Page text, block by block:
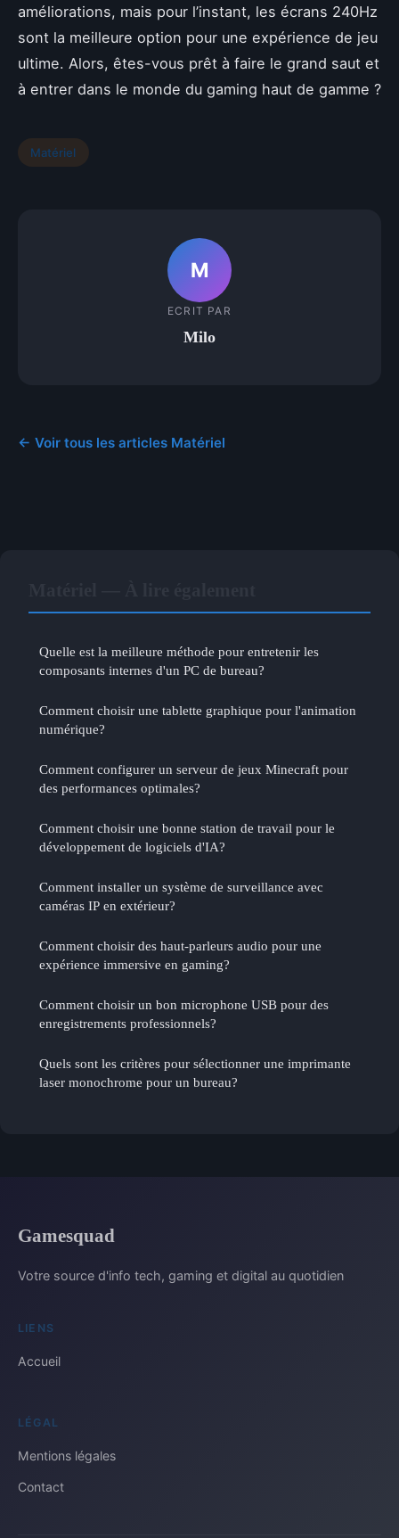
améliorations, mais pour l’instant, les écrans 240Hz
sont la meilleure option pour une expérience de jeu
ultime. Alors, êtes-vous prêt à faire le grand saut et
à entrer dans le monde du gaming haut de gamme ?
Matériel
M
ECRIT PAR
Milo
← Voir tous les articles Matériel
Quelle est la meilleure méthode pour entretenir les
composants internes d'un PC de bureau?
Comment choisir une tablette graphique pour l'animation
numérique?
Comment configurer un serveur de jeux Minecraft pour
des performances optimales?
Comment choisir une bonne station de travail pour le
développement de logiciels d'IA?
Comment installer un système de surveillance avec
caméras IP en extérieur?
Comment choisir des haut-parleurs audio pour une
expérience immersive en gaming?
Comment choisir un bon microphone USB pour des
enregistrements professionnels?
Quels sont les critères pour sélectionner une imprimante
laser monochrome pour un bureau?
Gamesquad
Votre source d'info tech, gaming et digital au quotidien
LIENS
Accueil
LÉGAL
Mentions légales
Contact